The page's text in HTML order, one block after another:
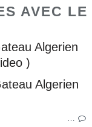
AVEC
Algerien
)
…